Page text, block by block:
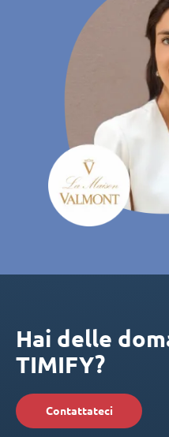
Hai delle
TIMIFY?
Contattateci